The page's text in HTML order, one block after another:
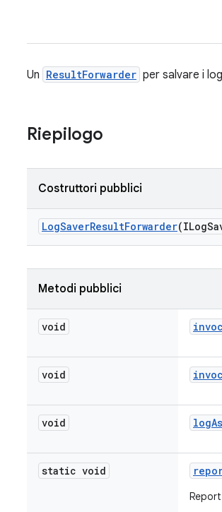
Un ResultForwarder per salvare i
Riepilogo
Costruttori pubblici
LogSaverResultForwarder(ILog
Metodi pubblici
void
void
void log
static void